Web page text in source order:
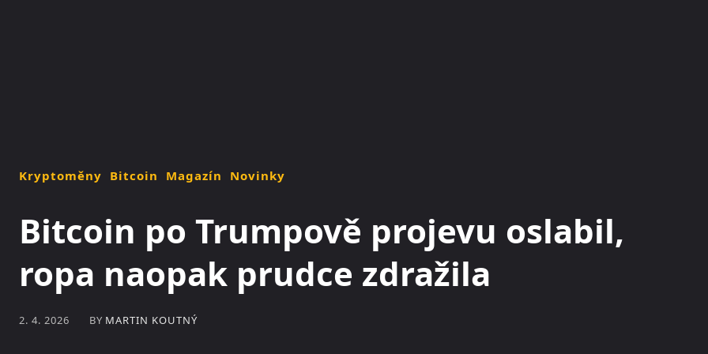
Kryptoměny Bitcoin Magazín Novinky
Bitcoin po Trumpově projevu oslabil,
ropa naopak prudce zdražila
2. 4. 2026 BY MARTIN KOUTNÝ